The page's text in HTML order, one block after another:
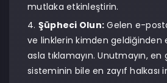
mutlaka etkinleştirin.
Şüpheci Olun: Gelen e-
ve linklerin kimden geldiğinden
asla tıklamayın. Unutmayın,
sisteminin bile en zayıf halkası